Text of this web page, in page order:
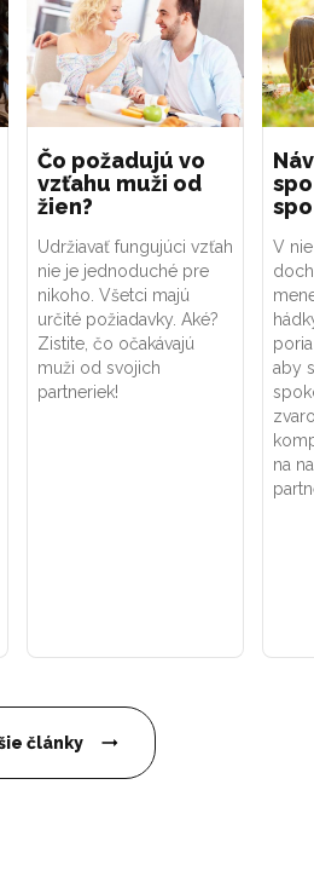
Čo požadujú vo
vzťahu muži od
žien?
Udržiavať fungujúci vzťah
nie je jednoduché pre
nikoho. Všetci majú
určité požiadavky. Aké?
Zistite, čo očakávajú
muži od svojich
partneriek!
V
aby
na
články